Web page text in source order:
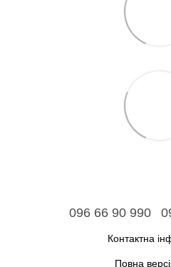
096 66 90 990
Контактна
Повна